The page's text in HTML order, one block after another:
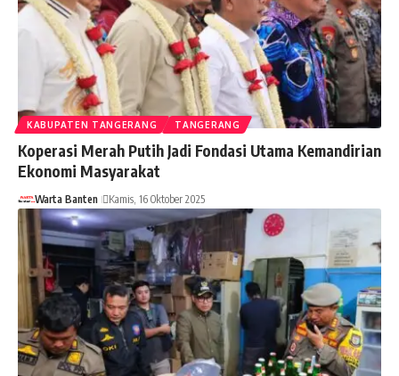
KABUPATEN TANGERANG TANGERANG
Koperasi Merah Putih Jadi Fondasi Utama Kemandirian
Ekonomi Masyarakat
Warta Banten Kamis, 16 Oktober 2025